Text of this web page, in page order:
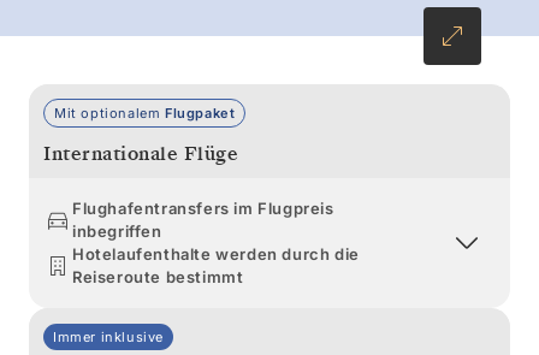
Mit optionalem Flugpaket
Internationale Flüge
Flughafentransfers im Flugpreis
inbegriffen
Hotelaufenthalte werden durch die
Reiseroute bestimmt
Immer inklusive